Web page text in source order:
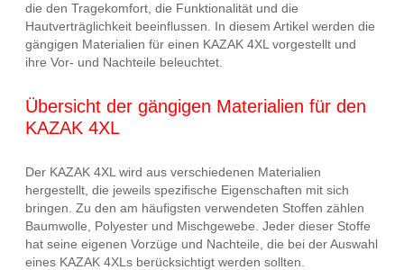
die den Tragekomfort, die Funktionalität und die
Hautverträglichkeit beeinflussen. In diesem Artikel werden die
gängigen Materialien für einen KAZAK 4XL vorgestellt und
ihre Vor- und Nachteile beleuchtet.
Übersicht der gängigen Materialien für den
KAZAK 4XL
Der KAZAK 4XL wird aus verschiedenen Materialien
hergestellt, die jeweils spezifische Eigenschaften mit sich
bringen. Zu den am häufigsten verwendeten Stoffen zählen
Baumwolle, Polyester und Mischgewebe. Jeder dieser Stoffe
hat seine eigenen Vorzüge und Nachteile, die bei der Auswahl
eines KAZAK 4XLs berücksichtigt werden sollten.